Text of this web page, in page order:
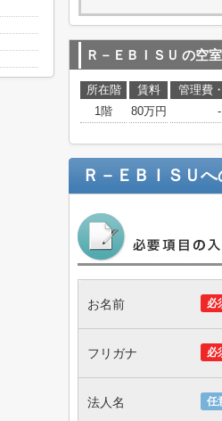
Ｒ－ＥＢＩＳＵ の空
所在階 賃料 管理費
1階
80万円 -
Ｒ－ＥＢＩＳＵへ
必
お名前
必
フリガナ
任
法人名